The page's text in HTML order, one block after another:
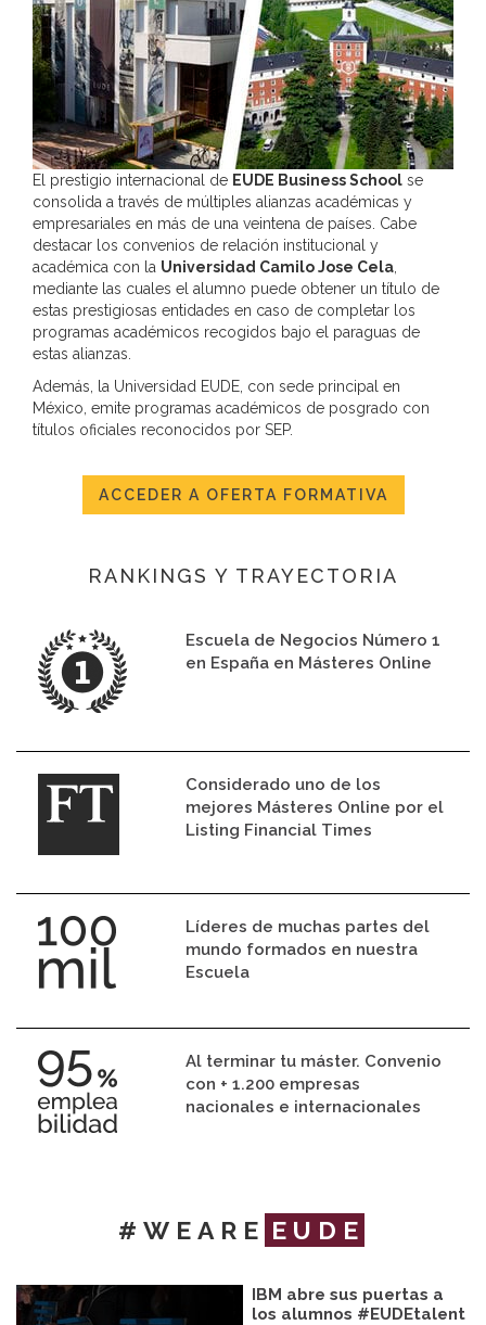
adicional disponible en nuestra página web.
Información adicional:Más información en el apartado “SUS DATOS
SEGUROS” de nuestra página web.
El prestigio internacional de EUDE Business School se
consolida a través de múltiples alianzas académicas y
empresariales en más de una veintena de países. Cabe
destacar los convenios de relación institucional y
académica con la Universidad Camilo Jose Cela
mediante las cuales el alumno puede obtener un título de
estas prestigiosas entidades en caso de completar los
programas académicos recogidos bajo el paraguas de
estas alianzas.
Además, la Universidad EUDE, con sede principal en
México, emite programas académicos de posgrado con
títulos oficiales reconocidos por SEP.
ACCEDER A OFERTA FORMATIVA
RANKINGS Y TRAYECTORIA
Escuela de Negocios Número 1
en España en Másteres Online
Considerado uno de los
mejores Másteres Online por el
Listing Financial Times
Líderes de muchas partes del
mundo formados en nuestra
Escuela
Al terminar tu máster. Convenio
con + 1.200 empresas
nacionales e internacionales
#WEARE EUDE
IBM abre sus puertas a
los alumnos #EUDEtalent